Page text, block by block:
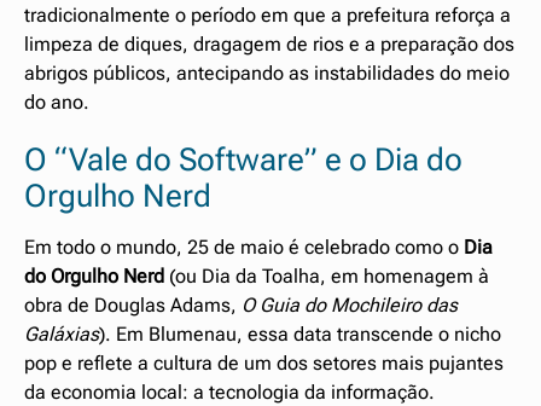
tradicionalmente o período em que a prefeitura reforça a
limpeza de diques, dragagem de rios e a preparação dos
abrigos públicos, antecipando as instabilidades do meio
do ano.
O “Vale do Software” e o Dia do
Orgulho Nerd
Em todo o mundo, 25 de maio é celebrado como o Dia
do Orgulho Nerd (ou Dia da Toalha, em homenagem à
obra de Douglas Adams, O Guia do Mochileiro das
Galáxias). Em Blumenau, essa data transcende o nicho
pop e reflete a cultura de um dos setores mais pujantes
da economia local: a tecnologia da informação.